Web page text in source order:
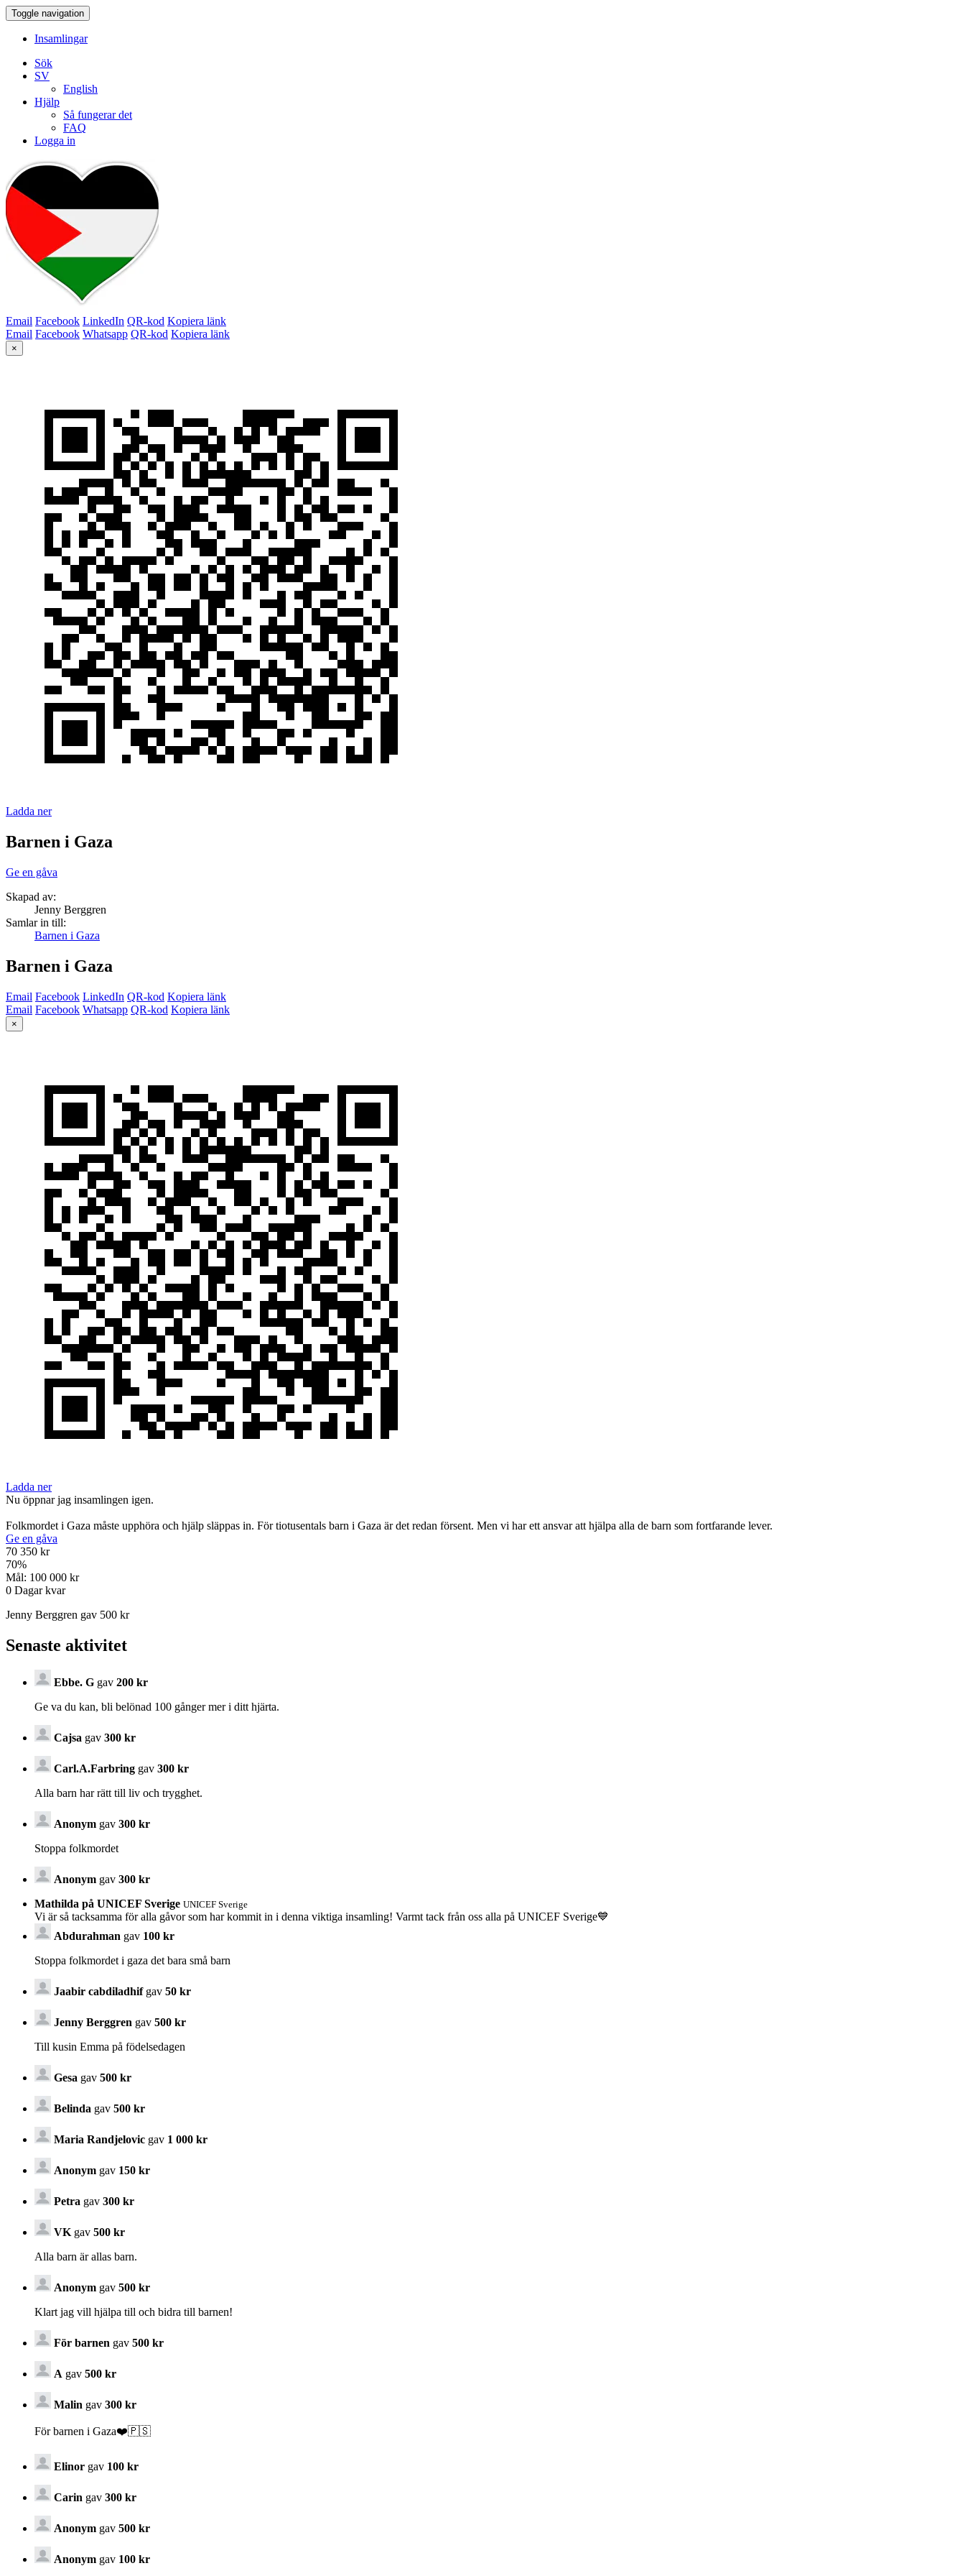
Toggle navigation
Insamlingar
Sök
SV
English
Hjälp
Så fungerar det
FAQ
Logga in
Email Facebook LinkedIn QR-kod Kopiera länk
Email Facebook Whatsapp QR-kod Kopiera länk
×
Ladda ner
Barnen i Gaza
Ge en gåva
Skapad av:
Jenny Berggren
Samlar in till:
Barnen i Gaza
Barnen i Gaza
Email Facebook LinkedIn QR-kod Kopiera länk
Email Facebook Whatsapp QR-kod Kopiera länk
×
Ladda ner
Nu öppnar jag insamlingen igen.
Folkmordet i Gaza måste upphöra och hjälp släppas in. För tiotusentals barn i Gaza är det redan försent. Men vi har ett ansvar att hjälpa alla de barn som fortfarande lever.
Ge en gåva
70 350 kr
70%
Mål: 100 000 kr
0 Dagar kvar
Jenny Berggren gav 500 kr
Senaste aktivitet
Ebbe. G gav 200 kr
Ge va du kan, bli belönad 100 gånger mer i ditt hjärta.
Cajsa gav 300 kr
Carl.A.Farbring gav 300 kr
Alla barn har rätt till liv och trygghet.
Anonym gav 300 kr
Stoppa folkmordet
Anonym gav 300 kr
Mathilda på UNICEF Sverige UNICEF Sverige
Vi är så tacksamma för alla gåvor som har kommit in i denna viktiga insamling! Varmt tack från oss alla på UNICEF Sverige💙
Abdurahman gav 100 kr
Stoppa folkmordet i gaza det bara små barn
Jaabir cabdiladhifgav 50 kr
Jenny Berggren gav 500 kr
Till kusin Emma på födelsedagen
Gesa gav 500 kr
Belinda gav 500 kr
Maria Randjelovic gav 1 000 kr
Anonym gav 150 kr
Petra gav 300 kr
VK gav 500 kr
Alla barn är allas barn.
Anonym gav 500 kr
Klart jag vill hjälpa till och bidra till barnen!
För barnen gav 500 kr
A gav 500 kr
Malin gav 300 kr
För barnen i Gaza❤️🇵🇸
Elinor gav 100 kr
Carin gav 300 kr
Anonym gav 500 kr
Anonym gav 100 kr